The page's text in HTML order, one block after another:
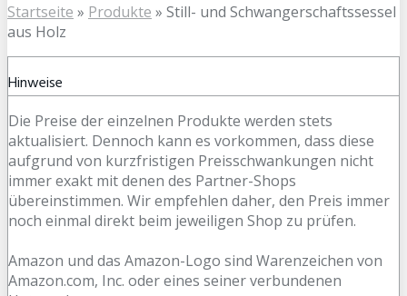
Startseite » Produkte » Still- und Schwangerschaftssessel
aus Holz
Hinweise
Die Preise der einzelnen Produkte werden stets
aktualisiert. Dennoch kann es vorkommen, dass diese
aufgrund von kurzfristigen Preisschwankungen nicht
immer exakt mit denen des Partner-Shops
übereinstimmen. Wir empfehlen daher, den Preis immer
noch einmal direkt beim jeweiligen Shop zu prüfen.
Amazon und das Amazon-Logo sind Warenzeichen von
Amazon.com, Inc. oder eines seiner verbundenen